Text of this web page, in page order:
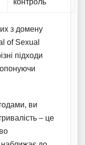
контроль
з домену
of Sexual
підходи
ви
– це